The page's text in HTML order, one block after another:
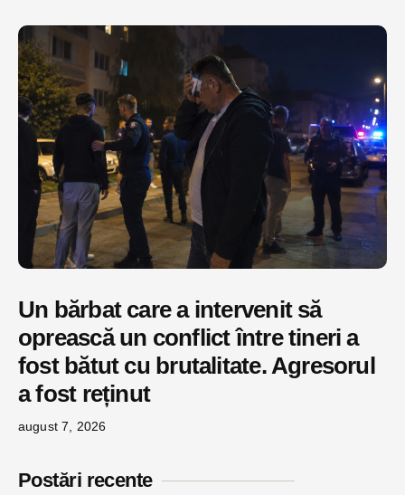
Un bărbat care a intervenit să
oprească un conflict între tineri a
fost bătut cu brutalitate. Agresorul
a fost reținut
august 7, 2026
Postări recente